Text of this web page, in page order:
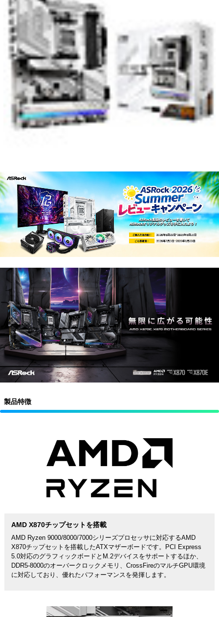
製品特徴
AMD X870チップセットを搭載
AMD Ryzen 9000/8000/7000シリーズプロセッサに対応するAMD
X870チップセットを搭載したATXマザーボードです。PCI Express
5.0対応のグラフィックボードとM.2デバイスをサポートするほか、
DDR5-8000のオーバークロックメモリ、CrossFireのマルチGPU環境
に対応しており、優れたパフォーマンスを発揮します。